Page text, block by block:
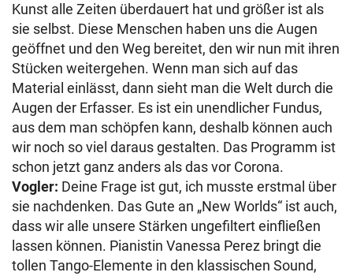
Kunst alle Zeiten überdauert hat und größer ist als
sie selbst. Diese Menschen haben uns die Augen
geöffnet und den Weg bereitet, den wir nun mit ihren
Stücken weitergehen. Wenn man sich auf das
Material einlässt, dann sieht man die Welt durch die
Augen der Erfasser. Es ist ein unendlicher Fundus,
aus dem man schöpfen kann, deshalb können auch
wir noch so viel daraus gestalten. Das Programm ist
schon jetzt ganz anders als das vor Corona.
Vogler: Deine Frage ist gut, ich musste erstmal über
sie nachdenken. Das Gute an „New Worlds“ ist auch,
dass wir alle unsere Stärken ungefiltert einfließen
lassen können. Pianistin Vanessa Perez bringt die
tollen Tango-Elemente in den klassischen Sound,